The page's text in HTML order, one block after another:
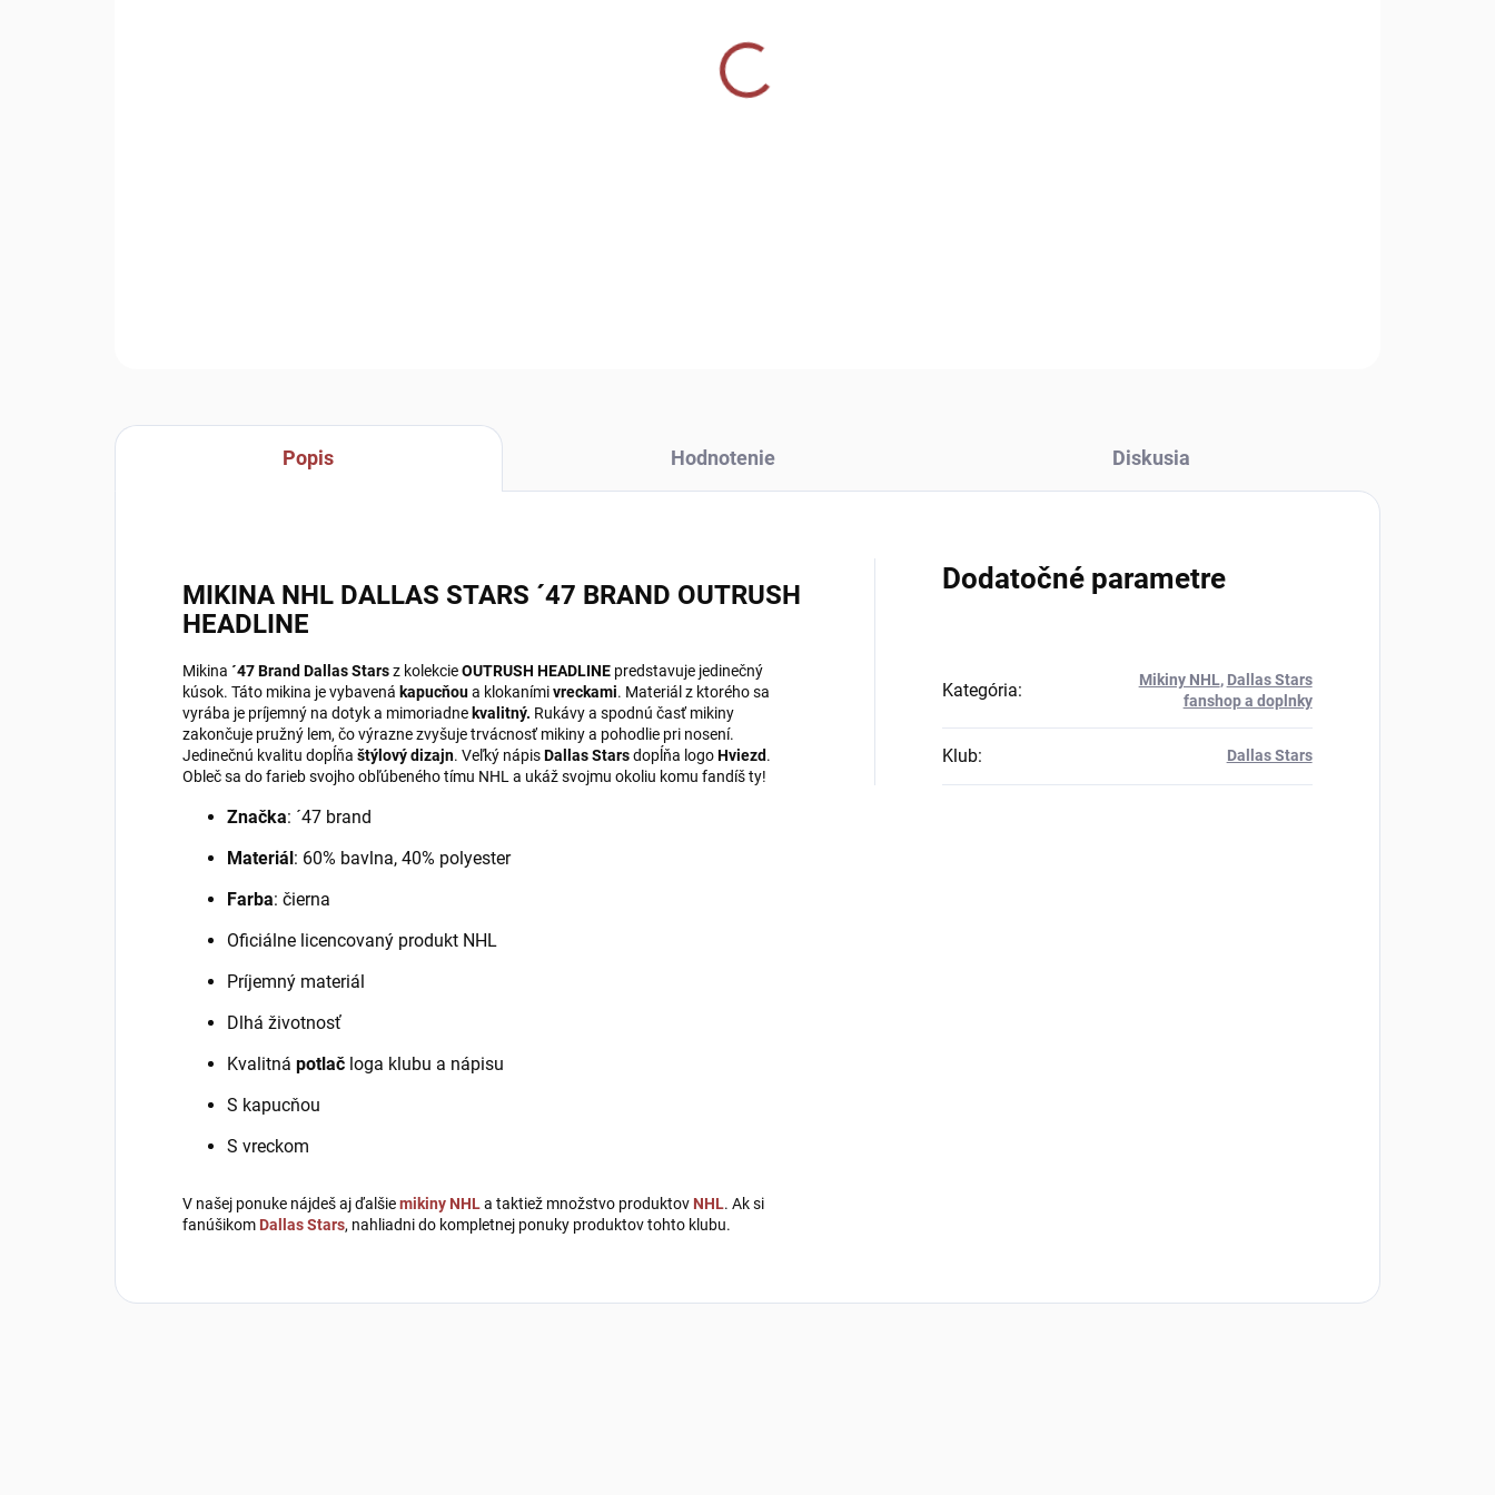
Popis Hodnotenie Diskusia
MIKINA NHL DALLAS STARS ´47 BRAND OUTRUSH
HEADLINE
Mikina ´47 Brand Dallas Starsz kolekcieOUTRUSH HEADLINE predstavuje jedinečný
kúsok. Táto mikina je vybavená kapucňoua klokanímivreckami. Materiál z ktorého sa
vyrába je príjemný na dotyk a mimoriadne kvalitný. Rukávy a spodnú časť mikiny
zakončuje pružný lem, čo výrazne zvyšuje trvácnosť mikiny a pohodlie pri nosení.
Jedinečnú kvalitu dopĺňa štýlový dizajn. Veľký nápisDallas Starsdopĺňa logoHviezd.
Obleč sa do farieb svojho obľúbeného tímu NHL a ukáž svojmu okoliu komu fandíš ty!
Značka: ´47 brand
Materiál: 60% bavlna, 40% polyester
Farba: čierna
Oficiálne licencovaný produkt NHL
Príjemný materiál
Dlhá životnosť
Kvalitná potlač loga klubu a nápisu
S kapucňou
S vreckom
V našej ponuke nájdeš aj ďalšiemikiny NHLa taktiež množstvo produktov NHL. Ak si
fanúšikom Dallas Stars, nahliadni do kompletnej ponuky produktov tohto klubu.
Dodatočné parametre
Kategória: Mikiny NHL, Dallas Stars
fanshop a doplnky
Klub: Dallas Stars